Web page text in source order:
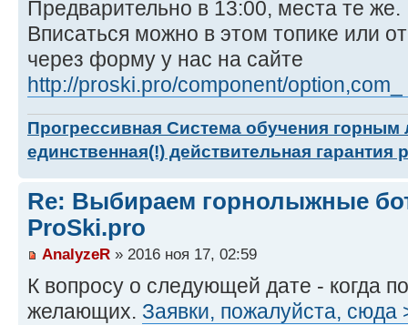
Предварительно в 13:00, места те же.
Вписаться можно в этом топике или
через форму у нас на сайте
http://proski.pro/component/
Прогрессивная Система обучения
единственная(!) действительная гарантия
Re: Выбираем горнолыжные
ProSki.pro
AnalyzeR » 2016 ноя 17, 02:59
К вопросу о следующей дате - когда
желающих. Заявки, пожалуйста, сюда